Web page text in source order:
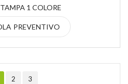
1 COLORE
PREVENTIVO
2 3